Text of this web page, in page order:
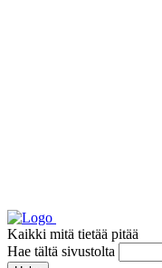
Kaikki mitä tietää pitää
Hae tältä sivustolta